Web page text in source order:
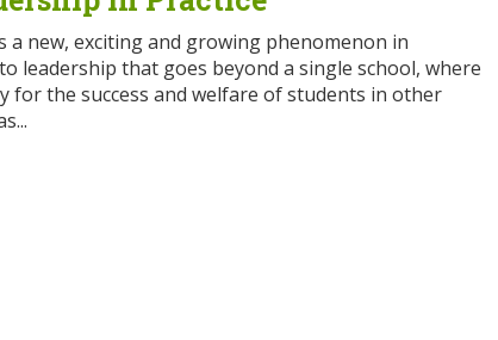
a new, exciting and growing phenomenon in
leadership that goes beyond a single school, where
for the success and welfare of students in other